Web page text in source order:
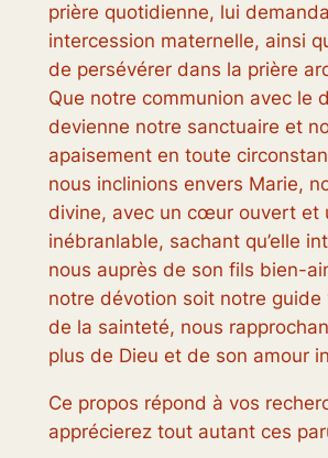
prière quotidienne, lui
intercession maternelle, ainsi
de persévérer dans la prière
Que notre communion avec le
devienne notre sanctuaire et
apaisement en toute
nous inclinions envers Marie,
divine, avec un cœur ouvert et
inébranlable, sachant qu’elle
nous auprès de son fils bien-
notre dévotion soit notre guide
de la sainteté, nous
plus de Dieu et de son amour
Ce propos répond à vos
apprécierez tout autant ces